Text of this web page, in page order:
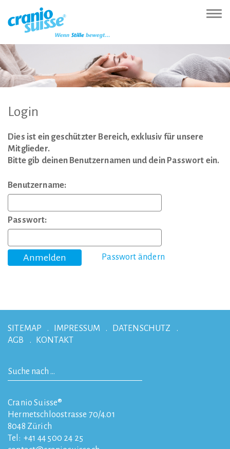
(Accesskey
Hauptnavigation
(Accesskey
Inhalt
(Accesskey
Sprachumschaltung
(Accesskey
Login
Dies ist ein geschützter Bereich, exklusiv für unsere
Mitglieder.
Bitte gib deinen Benutzernamen und dein Passwort ein.
Benutzername:
Passwort:
Passwort ändern
SITEMAP IMPRESSUM
DATENSCHUTZ
AGB
KONTAKT
Cranio Suisse®
Hermetschloostrasse 70/4.01
8048 Zürich
Tel: +41 44 500 24 25